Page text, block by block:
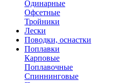
Одинарные
Офсетные
Тройники
Лески
Поводки, оснастки
Поплавки
Карповые
Поплавочные
Спиннинговые